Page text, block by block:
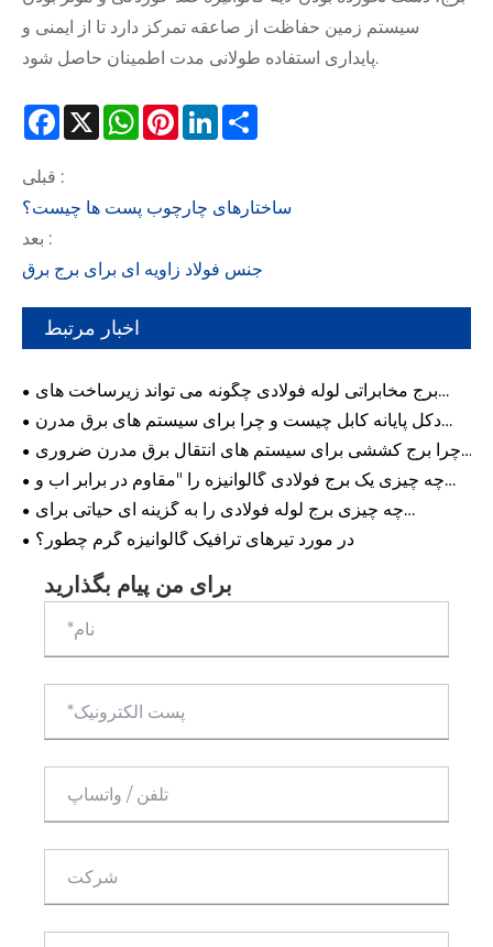
سیستم زمین حفاظت از صاعقه تمرکز دارد تا از ایمنی و
پایداری استفاده طولانی مدت اطمینان حاصل شود.
Facebook
X WhatsApp
Pinterest
LinkedIn
قبلی :
ساختارهای چارچوب پست ها چیست؟
بعد :
جنس فولاد زاویه ای برای برج برق
اخبار مرتبط
برج مخابراتی لوله فولادی چگونه می تواند زیرساخت های
ارتباطی مدرن را متحول کند؟
دکل پایانه کابل چیست و چرا برای سیستم های برق مدرن
چرا برج کششی برای سیستم های انتقال برق مدرن ضروری
است؟
چه چیزی یک برج فولادی گالوانیزه را "مقاوم در برابر آب و
هوا" می کند؟
چه چیزی برج لوله فولادی را به گزینه ای حیاتی برای
زیرساخت های مدرن تبدیل می کند؟
در مورد تیرهای ترافیک گالوانیزه گرم چطور؟
برای من پیام بگذارید